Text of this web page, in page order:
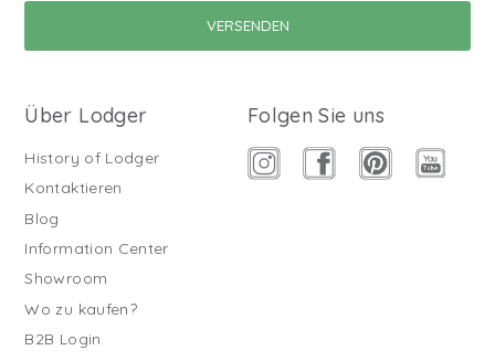
Über Lodger
History of Lodger
Kontaktieren
Blog
Information Center
Showroom
Wo zu kaufen?
B2B Login
Folgen Sie uns